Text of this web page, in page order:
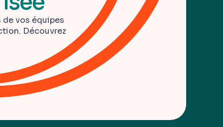
de vos équipes
Découvrez